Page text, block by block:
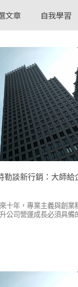
文章 自我學習
勒談新行銷：大師給
十年，專業主義與創業
公司營運成長必須具備